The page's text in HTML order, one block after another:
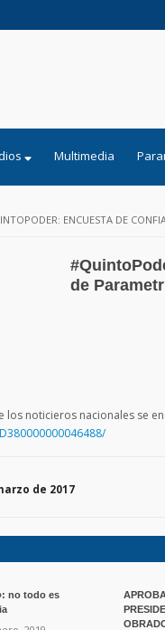
Multimedia
ENCUESTA DE
de
los noticieros nacionales se
de 2017
no todo es